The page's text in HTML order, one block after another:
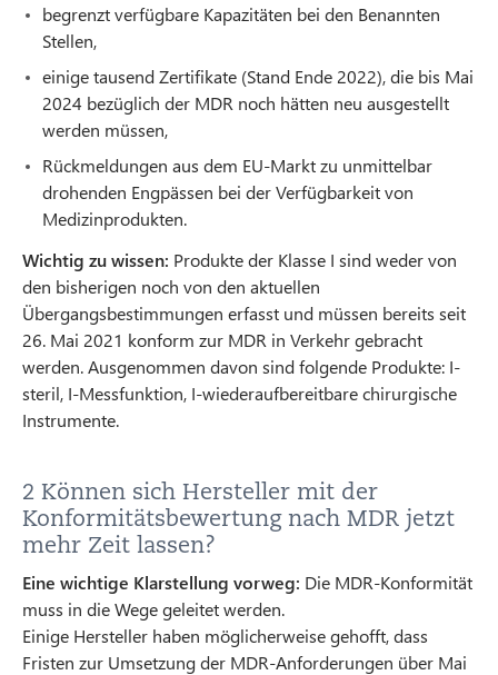
begrenzt verfügbare Kapazitäten bei den Benannten
Stellen,
einige tausend Zertifikate (Stand Ende 2022), die bis Mai
2024 bezüglich der MDR noch hätten neu ausgestellt
werden müssen,
Rückmeldungen aus dem EU-Markt zu unmittelbar
drohenden Engpässen bei der Verfügbarkeit von
Medizinprodukten.
Wichtig zu wissen: Produkte der Klasse I sind weder von
den bisherigen noch von den aktuellen
Übergangsbestimmungen erfasst und müssen bereits seit
26. Mai 2021 konform zur MDR in Verkehr gebracht
werden. Ausgenommen davon sind folgende Produkte: I-
steril, I-Messfunktion, I-wiederaufbereitbare chirurgische
Instrumente.
2 Können sich Hersteller mit der
Konformitätsbewertung nach MDR jetzt
mehr Zeit lassen?
Eine wichtige Klarstellung vorweg: Die MDR-Konformität
muss in die Wege geleitet werden.
Einige Hersteller haben möglicherweise gehofft, dass
Fristen zur Umsetzung der MDR-Anforderungen über Mai